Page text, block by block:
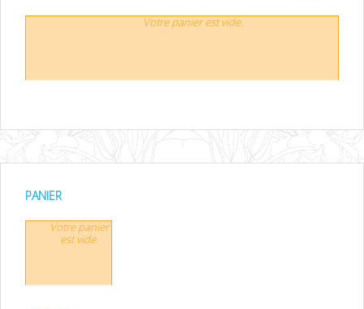
Votre panier est vide.
PANIER
Votre panier
est vide.